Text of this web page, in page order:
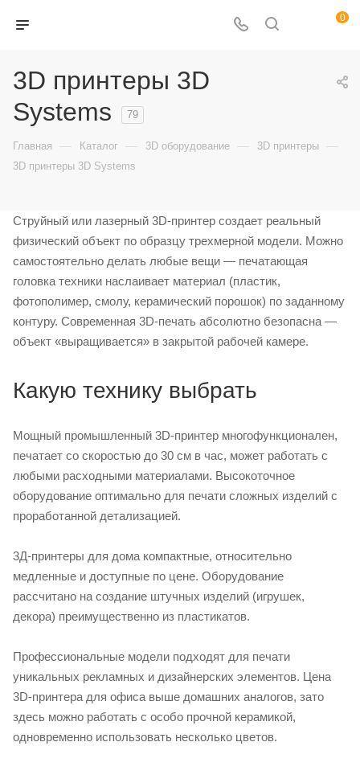
0
3D принтеры 3D
Systems
79
Главная — Каталог — 3D оборудование — 3D принтеры —
3D принтеры 3D Systems
Струйный или лазерный 3D-принтер создает реальный
физический объект по образцу трехмерной модели. Можно
самостоятельно делать любые вещи — печатающая
головка техники наслаивает материал (пластик,
фотополимер, смолу, керамический порошок) по заданному
контуру. Современная 3D-печать абсолютно безопасна —
объект «выращивается» в закрытой рабочей камере.
Какую технику выбрать
Мощный промышленный 3D-принтер многофункционален,
печатает со скоростью до 30 см в час, может работать с
любыми расходными материалами. Высокоточное
оборудование оптимально для печати сложных изделий с
проработанной детализацией.
3Д-принтеры для дома компактные, относительно
медленные и доступные по цене. Оборудование
рассчитано на создание штучных изделий (игрушек,
декора) преимущественно из пластикатов.
Профессиональные модели подходят для печати
уникальных рекламных и дизайнерских элементов. Цена
3D-принтера для офиса выше домашних аналогов, зато
здесь можно работать с особо прочной керамикой,
одновременно использовать несколько цветов.